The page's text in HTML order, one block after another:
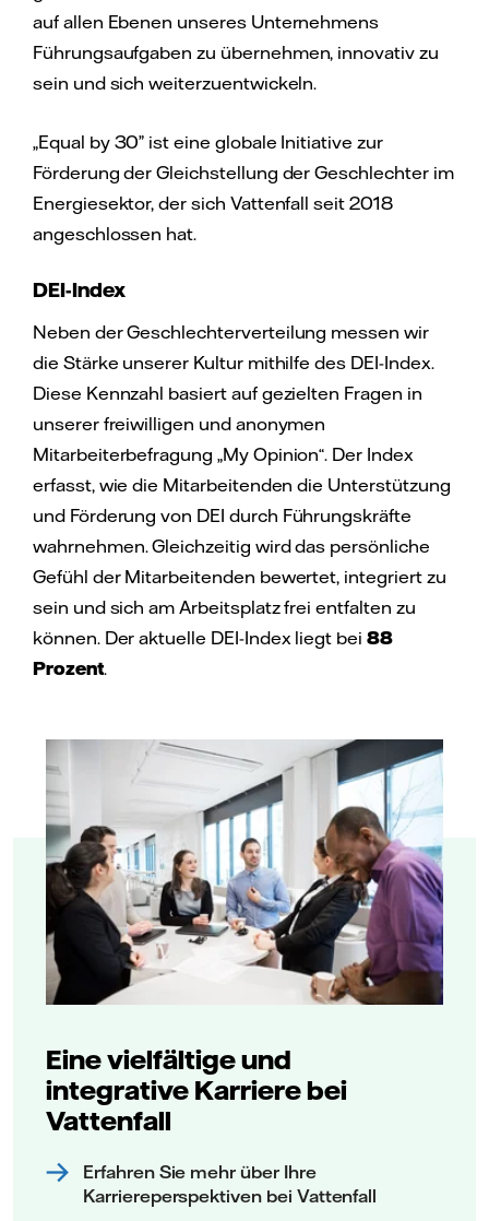
auf allen Ebenen unseres Unternehmens
Führungsaufgaben zu übernehmen, innovativ zu
sein und sich weiterzuentwickeln.
„Equal by 30” ist eine globale Initiative zur
Förderung der Gleichstellung der Geschlechter im
Energiesektor, der sich Vattenfall seit 2018
angeschlossen hat.
DEI-Index
Neben der Geschlechterverteilung messen wir
die Stärke unserer Kultur mithilfe des DEI-Index.
Diese Kennzahl basiert auf gezielten Fragen in
unserer freiwilligen und anonymen
Mitarbeiterbefragung „My Opinion“. Der Index
erfasst, wie die Mitarbeitenden die Unterstützung
und Förderung von DEI durch Führungskräfte
wahrnehmen. Gleichzeitig wird das persönliche
Gefühl der Mitarbeitenden bewertet, integriert zu
sein und sich am Arbeitsplatz frei entfalten zu
können. Der aktuelle DEI-Index liegt bei 88
Prozent.
Eine vielfältige und
integrative Karriere bei
Vattenfall
Erfahren Sie mehr über Ihre
Karriereperspektiven bei Vattenfall